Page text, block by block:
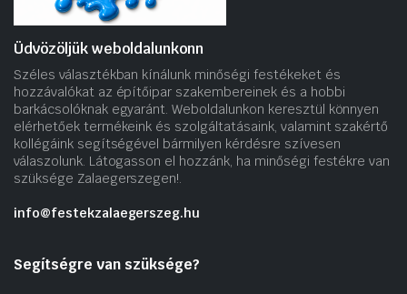
Üdvözöljük weboldalunkonn
Széles választékban kínálunk minőségi festékeket és
hozzávalókat az építőipar szakembereinek és a hobbi
barkácsolóknak egyaránt. Weboldalunkon keresztül könnyen
elérhetőek termékeink és szolgáltatásaink, valamint szakértő
kollégáink segítségével bármilyen kérdésre szívesen
válaszolunk. Látogasson el hozzánk, ha minőségi festékre van
szüksége Zalaegerszegen!.
info@festekzalaegerszeg.hu
Segítségre van szüksége?